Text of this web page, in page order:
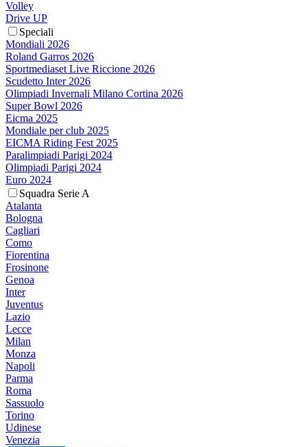
Volley
Drive UP
Speciali
Mondiali 2026
Roland Garros 2026
Sportmediaset Live Riccione 2026
Scudetto Inter 2026
Olimpiadi Invernali Milano Cortina 2026
Super Bowl 2026
Eicma 2025
Mondiale per club 2025
EICMA Riding Fest 2025
Paralimpiadi Parigi 2024
Olimpiadi Parigi 2024
Euro 2024
Squadra Serie A
Atalanta
Bologna
Cagliari
Como
Fiorentina
Frosinone
Genoa
Inter
Juventus
Lazio
Lecce
Milan
Monza
Napoli
Parma
Roma
Sassuolo
Torino
Udinese
Venezia